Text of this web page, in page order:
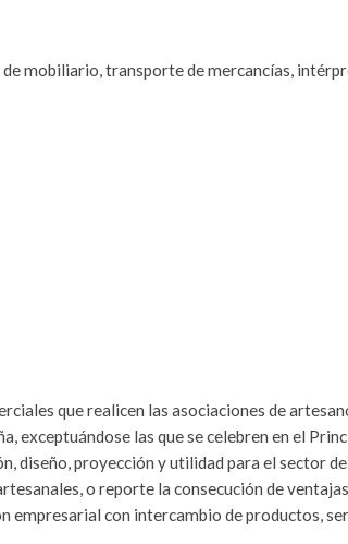
mobiliario, transporte de mercancías,
que realicen las asociaciones de
exceptuándose las que se celebren en el
diseño, proyección y utilidad para el sector de
o reporte la consecución de ventajas
empresarial con intercambio de productos,